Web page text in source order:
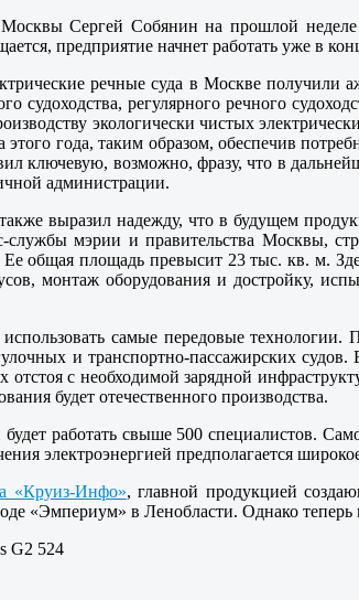
Сергей Собянин на прошлой неделе
предприятие начнет работать уже в
речные суда в Москве получили
судоходства, регулярного речного
экологически чистых
этого года, таким образом, обеспечив
ключевую, возможно, фразу, что в
администрации.
выразил надежду, что в будущем
службы мэрии и правительства Москвы,
Ее общая площадь превысит 23 тыс. кв. м.
монтаж оборудования и достройку,
самые передовые
и транспортно-пассажирских
с необходимой зарядной
будет отечественного производства.
работать свыше 500 специалистов.
электроэнергией предполагается
«Круиз-Инфо», главной продукцией
«Эмпериум» в Ленобласти. Однако теперь